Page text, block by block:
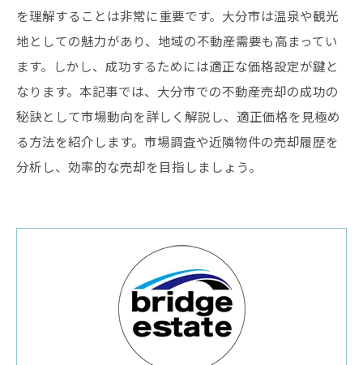
を理解することは非常に重要です。大分市は温泉や観光
地としての魅力があり、地域の不動産需要も高まってい
ます。しかし、成功するためには適正な価格設定が鍵と
なります。本記事では、大分市での不動産売却の成功の
秘訣として市場動向を詳しく解説し、適正価格を見極め
る方法を紹介します。市場調査や近隣物件の売却履歴を
分析し、効率的な売却を目指しましょう。